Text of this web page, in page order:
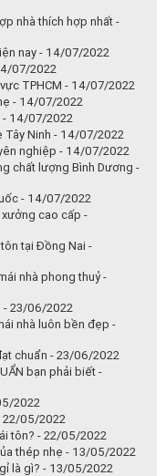
nhà thích hợp nhất -
nay - 14/07/2022
07/2022
TPHCM - 14/07/2022
- 14/07/2022
- 14/07/2022
Tây Ninh - 14/07/2022
nghiệp - 14/07/2022
chất lượng Bình Dương -
- 14/07/2022
cao cấp -
tại Đồng Nai -
nhà phong thuỷ -
- 23/06/2022
nhà luôn bền đẹp -
chuẩn - 23/06/2022
bạn phải biết -
2022
22/05/2022
tôn? - 22/05/2022
thép nhẹ - 13/05/2022
là gì? - 13/05/2022